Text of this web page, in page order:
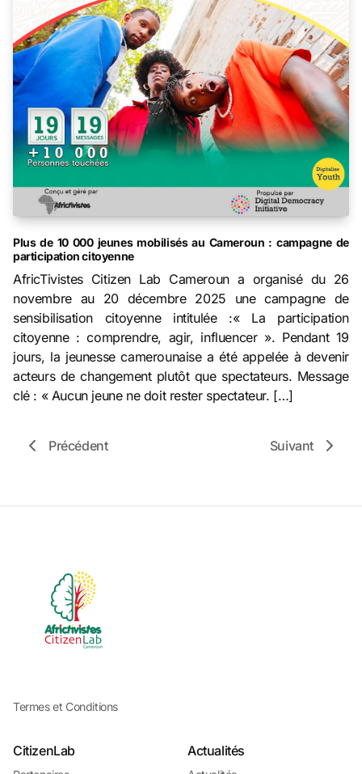
Plus de 10 000 jeunes mobilisés au Cameroun : campagne de
participation citoyenne
AfricTivistes Citizen Lab Cameroun a organisé du 26
novembre au 20 décembre 2025 une campagne de
sensibilisation citoyenne intitulée :« La participation
citoyenne : comprendre, agir, influencer ». Pendant 19
jours, la jeunesse camerounaise a été appelée à devenir
acteurs de changement plutôt que spectateurs. Message
clé : « Aucun jeune ne doit rester spectateur. […]
Précédent Suivant
Termes et Conditions
CitizenLab Actualités